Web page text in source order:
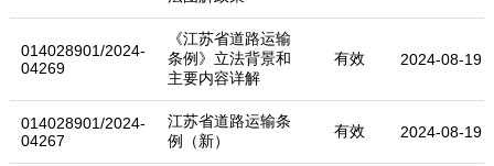
014028901/2024-
04269
《江苏省道路运输
条例》立法背景和
主要内容详解
有效 2024-08-19
014028901/2024-
04267
江苏省道路运输条
例（新）
有效 2024-08-19